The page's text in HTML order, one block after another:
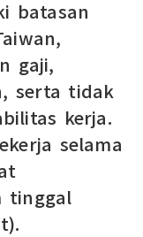
batasan
gaji,
serta tidak
kerja.
selama
tinggal